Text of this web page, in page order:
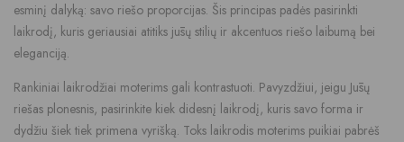
esminį dalyką: savo riešo proporcijas. Šis principas padės pasirinkti
laikrodį, kuris geriausiai atitiks jūsų stilių ir akcentuos riešo laibumą bei
eleganciją.
Rankiniai laikrodžiai moterims gali kontrastuoti. Pavyzdžiui, jeigu Jūsų
riešas plonesnis, pasirinkite kiek didesnį laikrodį, kuris savo forma ir
dydžiu šiek tiek primena vyrišką. Toks laikrodis moterims puikiai pabrėš